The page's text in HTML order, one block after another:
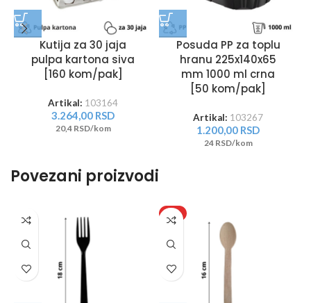
Kutija za 30 jaja
pulpa kartona siva
[160 kom/pak]
Artikal: 103164
3.264,00 RSD
20,4 RSD/kom
Posuda PP za toplu
hranu 225x140x65
mm 1000 ml crna
[50 kom/pak]
Artikal: 103267
1.200,00 RSD
24 RSD/kom
Povezani proizvodi
HIT